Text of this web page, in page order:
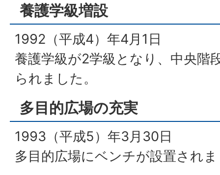
養護学級増設
1992（平成4）年4月1日
養護学級が2学級となり、中央階
られました。
多目的広場の充実
1993（平成5）年3月30日
多目的広場にベンチが設置され